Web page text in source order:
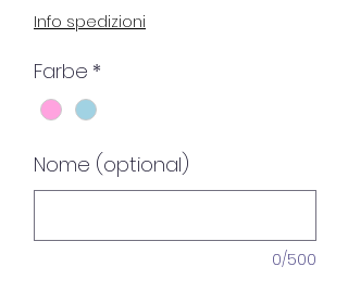
Info spedizioni
Farbe *
Nome (optional)
0/500